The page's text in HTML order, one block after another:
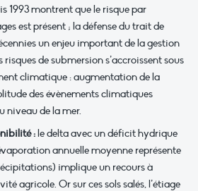
1993 montrent que le risque par
est présent ; la défense du trait de
un enjeu important de la gestion
risques de submersion s’accroissent sous
climatique : augmentation de la
des évènements climatiques
niveau de la mer.
:le delta avec un déficit hydrique
annuelle moyenne représente
implique un recours à
agricole. Or sur ces sols salés, l’étiage